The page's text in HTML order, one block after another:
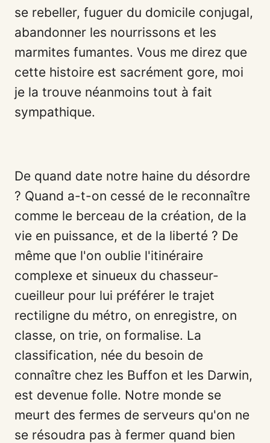
se rebeller, fuguer du domicile conjugal,
abandonner les nourrissons et les
marmites fumantes. Vous me direz que
cette histoire est sacrément gore, moi
je la trouve néanmoins tout à fait
sympathique.
De quand date notre haine du désordre
? Quand a-t-on cessé de le reconnaître
comme le berceau de la création, de la
vie en puissance, et de la liberté ? De
même que l'on oublie l'itinéraire
complexe et sinueux du chasseur-
cueilleur pour lui préférer le trajet
rectiligne du métro, on enregistre, on
classe, on trie, on formalise. La
classification, née du besoin de
connaître chez les Buffon et les Darwin,
est devenue folle. Notre monde se
meurt des fermes de serveurs qu'on ne
se résoudra pas à fermer quand bien